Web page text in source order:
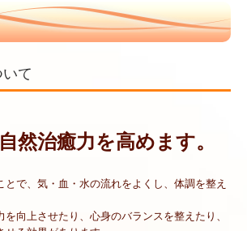
て
然治癒力を高めます。
とで、気・血・水の流れをよくし、体調を整え
向上させたり、心身のバランスを整えたり、